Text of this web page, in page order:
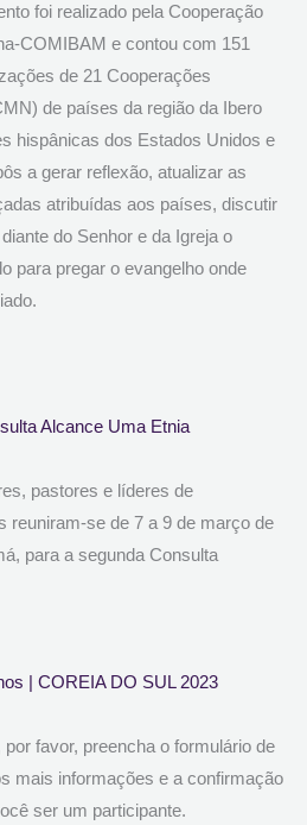
foi realizado pela Cooperação
COMIBAM e contou com 151
de 21 Cooperações
de países da região da Ibero
hispânicas dos Estados Unidos e
a gerar reflexão, atualizar as
atribuídas aos países, discutir
do Senhor e da Igreja o
para pregar o evangelho onde
Alcance Uma Etnia
pastores e líderes de
reuniram-se de 7 a 9 de março de
para a segunda Consulta
| COREIA DO SUL 2023
favor, preencha o formulário de
mais informações e a confirmação
ser um participante.